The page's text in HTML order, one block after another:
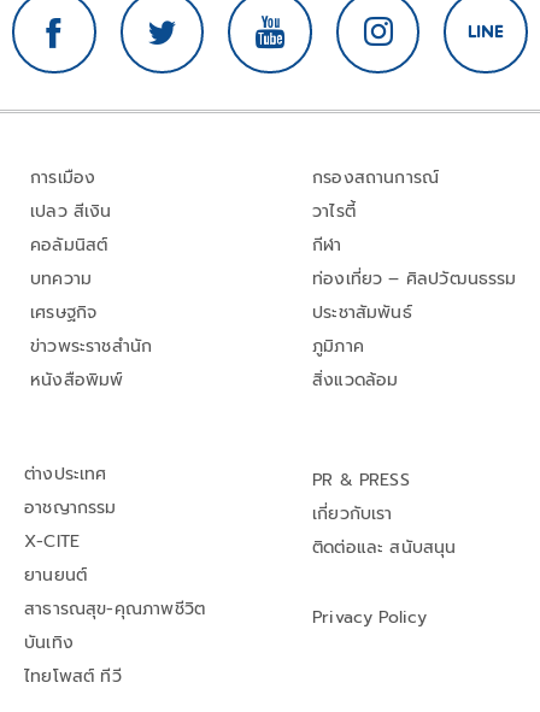
การเมือง
เปลว สีเงิน
คอลัมนิสต์
บทความ
เศรษฐกิจ
ข่าวพระราชสำนัก
หนังสือพิมพ์
กรองสถานการณ์
วาไรตี้
กีฬา
ท่องเที่ยว – ศิลปวัฒนธรรม
ประชาสัมพันธ์
ภูมิภาค
สิ่งแวดล้อม
ต่างประเทศ
อาชญากรรม
X-CITE
ยานยนต์
สาธารณสุข-คุณภาพชีวิต
บันเทิง
ไทยโพสต์ ทีวี
PR & PRESS
เกี่ยวกับเรา
ติดต่อและ สนับสนุน
Privacy Policy